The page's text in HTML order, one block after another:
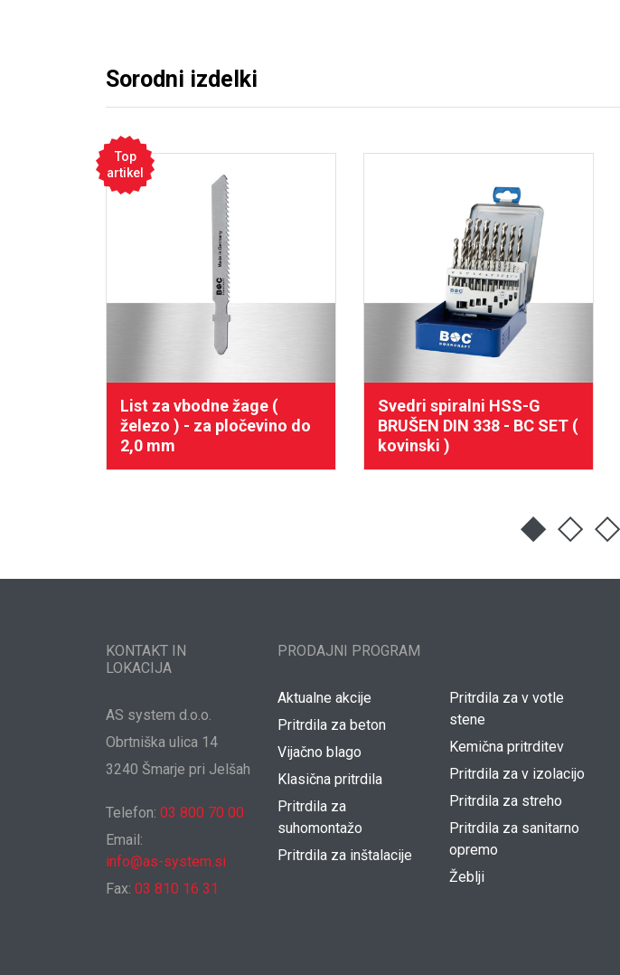
Sorodni izdelki
List za vbodne žage (
železo ) - za pločevino do
2,0 mm
Svedri spiralni HSS-G
BRUŠEN DIN 338 - BC SET (
kovinski )
Top
artikel
KONTAKT IN
LOKACIJA
AS system d.o.o.
Obrtniška ulica 14
3240 Šmarje pri Jelšah
Telefon: 03 800 70 00
Email:
info@as-system.si
Fax: 03 810 16 31
PRODAJNI PROGRAM
Aktualne akcije
Pritrdila za beton
Vijačno blago
Klasična pritrdila
Pritrdila za
suhomontažo
Pritrdila za inštalacije
Pritrdila za v votle
stene
Kemična pritrditev
Pritrdila za v izolacijo
Pritrdila za streho
Pritrdila za sanitarno
opremo
Žeblji